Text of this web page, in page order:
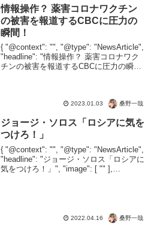
情報操作？ 薬害コロナワクチン
の被害を報道するCBCに圧力の
瞬間！
{ "@context": "", "@type": "NewsArticle",
"headline": "情報操作？ 薬害コロナワク
チンの被害を報道するCBCに圧力の瞬
2023.01.03 桑野一哉
ジョージ・ソロス「ロシアに気を
つけろ！」
{ "@context": "", "@type": "NewsArticle",
"headline": "ジョージ・ソロス「ロシアに
気をつけろ！」", "image": [ "" ],
2022.04.16 桑野一哉